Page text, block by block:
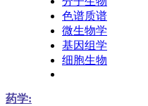
色谱质谱
微生物学
基因组学
细胞生物
药学: